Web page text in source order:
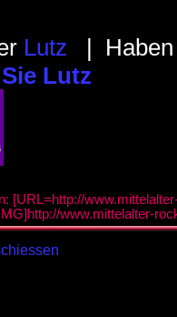
Lutz | Haben
Lutz
[URL=http://
www.mittelalter-